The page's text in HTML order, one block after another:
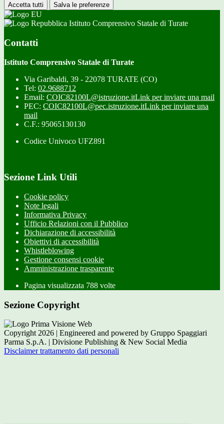
Accetta tutti Salva le preferenze
Istituto Comprensivo Statale di Turate
Contatti
Istituto Comprensivo Statale di Turate
Via Garibaldi, 39 - 22078 TURATE (CO)
Tel: 02.9688712
Email: COIC82100L@istruzione.itLink per inviare una mail
PEC: COIC82100L@pec.istruzione.itLink per inviare una
mail
C.F.: 95065130130
Codice Univoco UFZ891
Sezione Link Utili
Cookie policy
Note legali
Informativa Privacy
Ufficio Relazioni con il Pubblico
Dichiarazione di accessibilità
Obiettivi di accessibilità
Whistleblowing
Gestione consensi cookie
Amministrazione trasparente
Pagina visualizzata 788 volte
Sezione Copyright
Copyright 2026 | Engineered and powered by Gruppo Spaggiari
Parma S.p.A. | Divisione Publishing & New Social Media
Disclaimer trattamento dati personali